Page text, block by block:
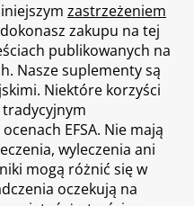
zastrzeżeniem
zakupu na tej
publikowanych na
Nasze suplementy są
Niektóre korzyści
tradycyjnym
EFSA. Nie mają
wyleczenia ani
mogą różnić się w
oczekują na